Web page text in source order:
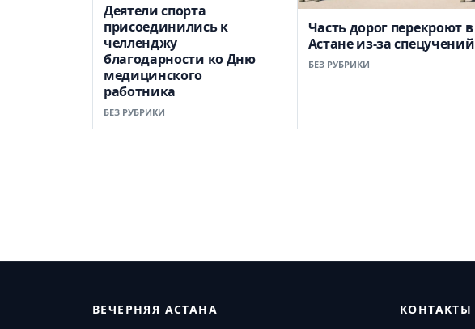
Деятели спорта
присоединились к
челленджу
благодарности ко Дню
медицинского
работника
БЕЗ РУБРИКИ
Часть дорог перекроют в
Астане из-за спецучений
БЕЗ РУБРИКИ
ВЕЧЕРНЯЯ АСТАНА КОНТАКТЫ